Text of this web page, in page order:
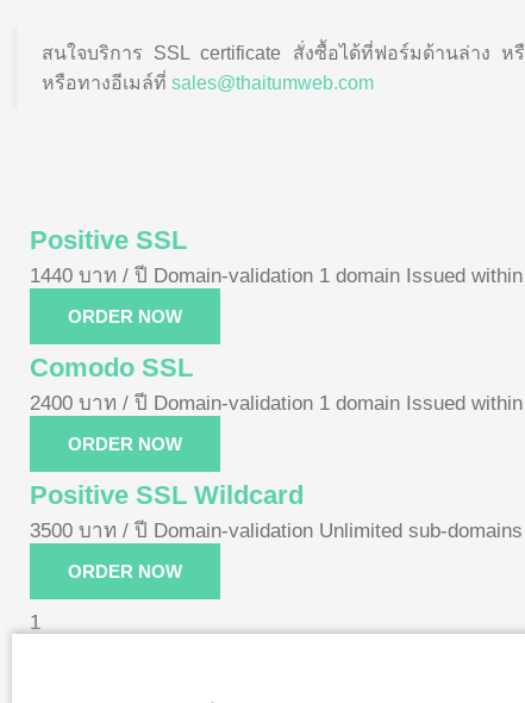
สนใจบริการ SSL certificate สั่งซื้อได้ที่ฟอร์มด้านล่าง ห
หรือทางอีเมล์ที่ sales@thaitumweb.com
Positive SSL
1440 บาท / ปี Domain-validation 1 domain Issued
ORDER NOW
Comodo SSL
2400 บาท / ปี Domain-validation 1 domain Issued
ORDER NOW
Positive SSL Wildcard
3500 บาท / ปี Domain-validation Unlimited sub-domains
ORDER NOW
1